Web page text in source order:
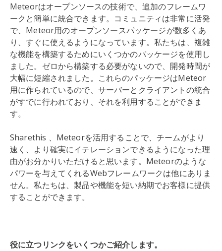
Meteorはオープンソースの技術で、追加のフレームワ
ークと簡単に統合できます。コミュニティは非常に活発
で、Meteor用のオープンソースパッケージが数多くあ
り、すぐに使えるようになっています。私たちは、複雑
な機能を構築するためにいくつかのパッケージを使用し
ました。ゼロから構築する必要がないので、開発時間が
大幅に短縮されました。これらのパッケージはMeteor
用に作られているので、サーバーとクライアントの統合
がすでに行われており、それを利用することができま
す。
Sharethis 、Meteorを活用することで、チームがより
速く、より確実にイテレーションできるようになった理
由がお分かりいただけると思います。Meteorのような
パワーを与えてくれるWebフレームワークは他にありま
せん。私たちは、製品や機能を短い納期でお客様に提供
することができます。
役に立つリンクをいくつかご紹介します。